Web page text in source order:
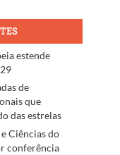
estende
de
que
das estrelas
Ciências do
conferência